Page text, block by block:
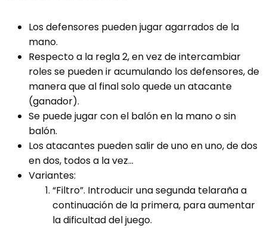
Los defensores pueden jugar agarrados de la
mano.
Respecto a la regla 2, en vez de intercambiar
roles se pueden ir acumulando los defensores, de
manera que al final solo quede un atacante
(ganador).
Se puede jugar con el balón en la mano o sin
balón.
Los atacantes pueden salir de uno en uno, de dos
en dos, todos a la vez…
Variantes:
“Filtro”. Introducir una segunda telaraña a
continuación de la primera, para aumentar
la dificultad del juego.